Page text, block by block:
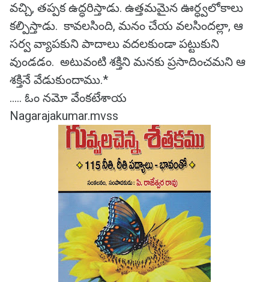
వచ్చి, తప్పక ఉద్ధరిస్తాడు. ఉత్తమమైన ఊర్ధ్వలోకాలు
కల్పిస్తాడు. కావలసింది, మనం చేయ వలసిందల్లా, ఆ
సర్వ వ్యాపకుని పాదాలు వదలకుండా పట్టుకుని
వుండడం. అటువంటి శక్తిని మనకు ప్రసాదించమని ఆ
శక్తినే వేడుకుందాము.*
..... ఓం నమో వేంకటేశాయ
Nagarajakumar.mvss